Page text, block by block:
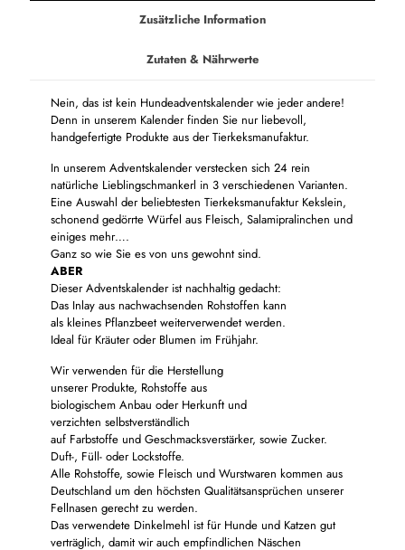
Zusätzliche Information
Zutaten & Nährwerte
Nein, das ist kein Hundeadventskalender wie jeder andere!
Denn in unserem Kalender finden Sie nur liebevoll,
handgefertigte Produkte aus der Tierkeksmanufaktur.
In unserem Adventskalender verstecken sich 24 rein
natürliche Lieblingschmankerl in 3 verschiedenen Varianten.
Eine Auswahl der beliebtesten Tierkeksmanufaktur Kekslein,
schonend gedörrte Würfel aus Fleisch, Salamipralinchen und
einiges mehr….
Ganz so wie Sie es von uns gewohnt sind.
ABER
Dieser Adventskalender ist nachhaltig gedacht:
Das Inlay aus nachwachsenden Rohstoffen kann
als kleines Pflanzbeet weiterverwendet werden.
Ideal für Kräuter oder Blumen im Frühjahr.
Wir verwenden für die Herstellung
unserer Produkte, Rohstoffe aus
biologischem Anbau oder Herkunft und
verzichten selbstverständlich
auf Farbstoffe und Geschmacksverstärker, sowie Zucker.
Duft-, Füll- oder Lockstoffe.
Alle Rohstoffe, sowie Fleisch und Wurstwaren kommen aus
Deutschland um den höchsten Qualitätsansprüchen unserer
Fellnasen gerecht zu werden.
Das verwendete Dinkelmehl ist für Hunde und Katzen gut
verträglich, damit wir auch empfindlichen Näschen